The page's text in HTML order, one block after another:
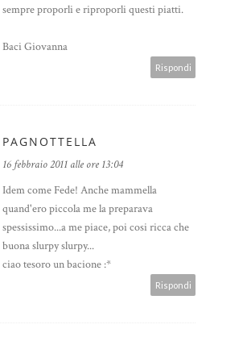
sempre proporli e riproporli questi piatti.
Baci Giovanna
Rispondi
PAGNOTTELLA
16 febbraio 2011 alle ore 13:04
Idem come Fede! Anche mammella
quand'ero piccola me la preparava
spessissimo...a me piace, poi cosi ricca che
buona slurpy slurpy...
ciao tesoro un bacione :*
Rispondi